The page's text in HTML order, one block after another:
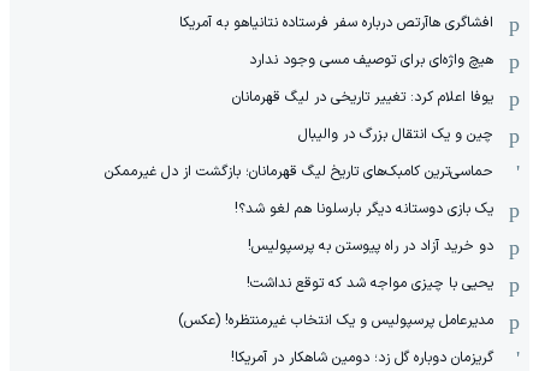
افشاگری هاآرتص درباره سفر فرستاده نتانیاهو به آمریکا
هیچ واژه‌ای برای توصیف مسی وجود ندارد
یوفا اعلام کرد: تغییر تاریخی در لیگ قهرمانان
چین و یک انتقال بزرگ در والیبال
حماسی‌ترین کامبک‌های تاریخ لیگ قهرمانان؛ بازگشت از دل غیرممکن
یک بازی دوستانه دیگر بارسلونا هم لغو شد؟!
دو خرید آزاد در راه پیوستن به پرسپولیس!
یحیی با چیزی مواجه شد که توقع نداشت!
مدیرعامل پرسپولیس و یک انتخاب غیرمنتظره! (عکس)
گریزمان دوباره گل زد؛ دومین شاهکار در آمریکا!